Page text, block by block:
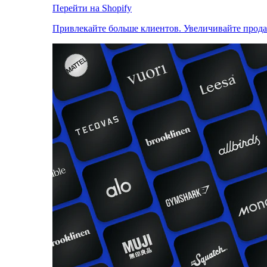
Перейти на Shopify
Привлекайте больше клиентов. Увеличивайте